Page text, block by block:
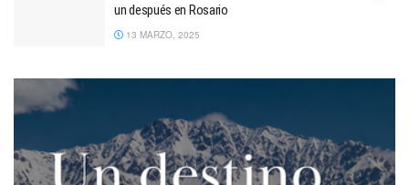
un después en Rosario
13 MARZO, 2025